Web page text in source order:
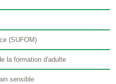
(SUFOM)
la formation d'adulte
sensible